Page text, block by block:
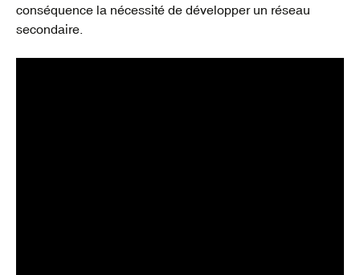
conséquence la nécessité de développer un réseau
secondaire.